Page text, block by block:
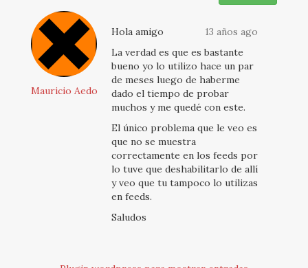
Mauricio Aedo
13 años ago
Hola amigo
La verdad es que es bastante
bueno yo lo utilizo hace un par
de meses luego de haberme
dado el tiempo de probar
muchos y me quedé con este.
El único problema que le veo es
que no se muestra
correctamente en los feeds por
lo tuve que deshabilitarlo de allí
y veo que tu tampoco lo utilizas
en feeds.
Saludos